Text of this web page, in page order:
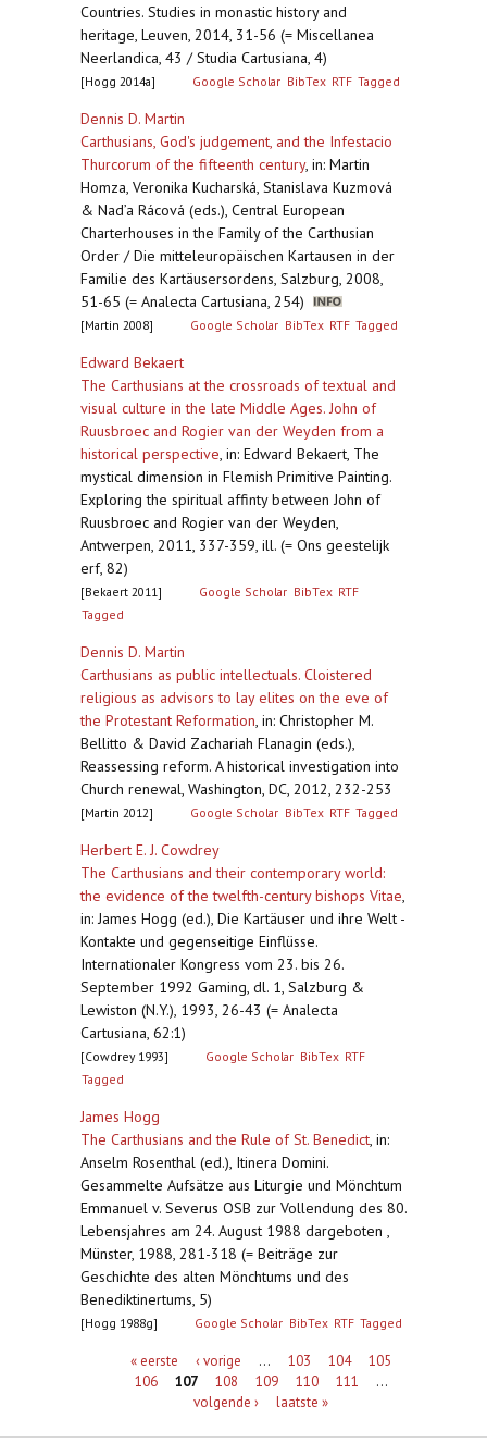
Countries. Studies in monastic history and
heritage, Leuven, 2014, 31-56 (= Miscellanea
Neerlandica, 43 / Studia Cartusiana, 4)
[Hogg 2014a] Google Scholar BibTex RTF Tagged
Dennis D. Martin
Carthusians, God's judgement, and the Infestacio
Thurcorum of the fifteenth century, in: Martin
Homza, Veronika Kucharská, Stanislava Kuzmová
& Nad’a Rácová (eds.), Central European
Charterhouses in the Family of the Carthusian
Order / Die mitteleuropäischen Kartausen in der
Familie des Kartäusersordens, Salzburg, 2008,
51-65 (= Analecta Cartusiana, 254)
[Martin 2008] Google Scholar BibTex RTF Tagged
Edward Bekaert
The Carthusians at the crossroads of textual and
visual culture in the late Middle Ages. John of
Ruusbroec and Rogier van der Weyden from a
historical perspective, in: Edward Bekaert, The
mystical dimension in Flemish Primitive Painting.
Exploring the spiritual affinty between John of
Ruusbroec and Rogier van der Weyden,
Antwerpen, 2011, 337-359, ill. (= Ons geestelijk
erf, 82)
[Bekaert 2011] Google Scholar BibTex RTF
Tagged
Dennis D. Martin
Carthusians as public intellectuals. Cloistered
religious as advisors to lay elites on the eve of
the Protestant Reformation, in: Christopher M.
Bellitto & David Zachariah Flanagin (eds.),
Reassessing reform. A historical investigation into
Church renewal, Washington, DC, 2012, 232-253
[Martin 2012] Google Scholar BibTex RTF Tagged
Herbert E. J. Cowdrey
The Carthusians and their contemporary world:
the evidence of the twelfth-century bishops Vitae,
in: James Hogg (ed.), Die Kartäuser und ihre Welt -
Kontakte und gegenseitige Einflüsse.
Internationaler Kongress vom 23. bis 26.
September 1992 Gaming, dl. 1, Salzburg &
Lewiston (N.Y.), 1993, 26-43 (= Analecta
Cartusiana, 62:1)
[Cowdrey 1993] Google Scholar BibTex RTF
Tagged
James Hogg
The Carthusians and the Rule of St. Benedict, in:
Anselm Rosenthal (ed.), Itinera Domini.
Gesammelte Aufsätze aus Liturgie und Mönchtum
Emmanuel v. Severus OSB zur Vollendung des 80.
Lebensjahres am 24. August 1988 dargeboten ,
Münster, 1988, 281-318 (= Beiträge zur
Geschichte des alten Mönchtums und des
Benediktinertums, 5)
[Hogg 1988g] Google Scholar BibTex RTF Tagged
Pagina's« eerste ‹ vorige … 103 104
105
106
107 108 109 110 111
…
volgende ›
laatste »